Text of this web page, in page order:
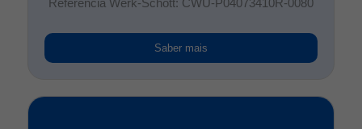
Referência Werk-Schott: CWU-P04073410R-0080
Saber mais